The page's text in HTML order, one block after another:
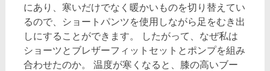
にあり、寒いだけでなく暖かいものを切り替えてい
るので、ショートパンツを使用しながら足をむき出
しにすることができます。 したがって、なぜ私は
ショーツとブレザーフィットセットとポンプを組み
合わせたのか。 温度が寒くなると、膝の高いブー